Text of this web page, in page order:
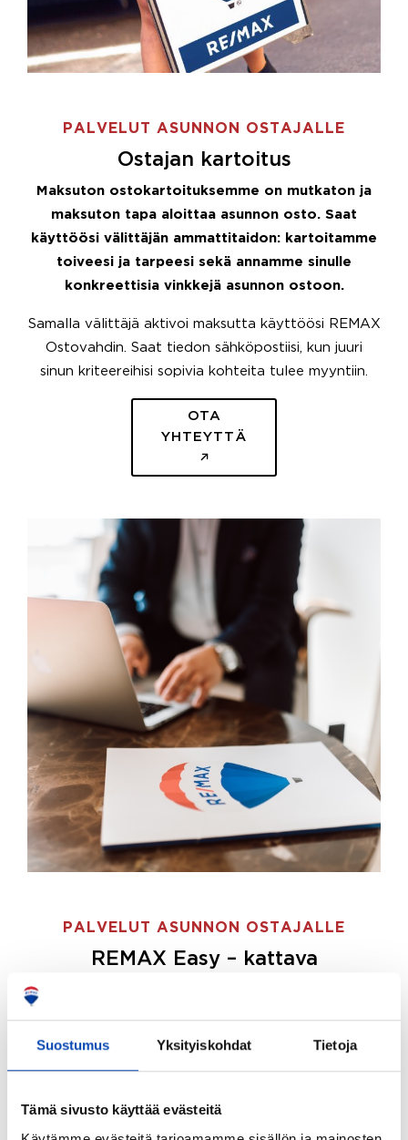
Suostumus Yksityiskohdat Tietoja
Tämä sivusto käyttää evästeitä
PALVELUT ASUNNON OSTAJALLE
Ostajan kartoitus
Maksuton ostokartoituksemme on mutkaton ja
maksuton tapa aloittaa asunnon osto. Saat
käyttöösi välittäjän ammattitaidon: kartoitamme
toiveesi ja tarpeesi sekä annamme sinulle
konkreettisia vinkkejä asunnon ostoon.
Samalla välittäjä aktivoi maksutta käyttöösi REMAX
Ostovahdin. Saat tiedon sähköpostiisi, kun juuri
sinun kriteereihisi sopivia kohteita tulee myyntiin.
OTA
YHTEYTTÄ
PALVELUT ASUNNON OSTAJALLE
REMAX Easy – kattava
ostajille.
Tee ostotoimeksianto ja etsimme juuri